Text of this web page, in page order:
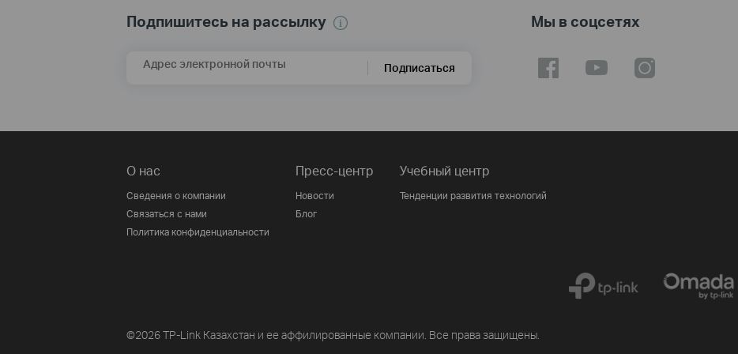
Подпишитесь на рассылку
Адрес электронной почты Подписаться
Мы в соцсетях
О нас
Сведения о компании
Связаться с нами
Политика конфиденциальности
Пресс-центр
Новости
Блог
Учебный центр
Тенденции развития технологий
©2026 TP-Link Казахстан и ее аффилированные компании. Все права защищены.